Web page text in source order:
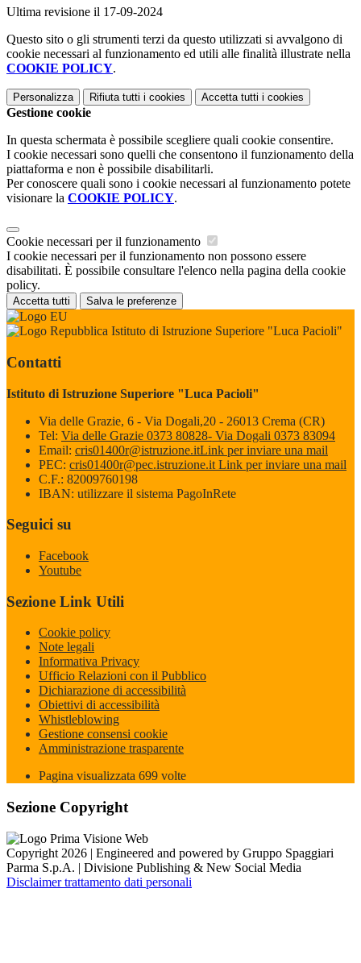
Ultima revisione il 17-09-2024
Questo sito o gli strumenti terzi da questo utilizzati si avvalgono di
cookie necessari al funzionamento ed utili alle finalità illustrate nella
COOKIE POLICY.
Personalizza Rifiuta tutti i cookies Accetta tutti i cookies
Gestione cookie
In questa schermata è possibile scegliere quali cookie consentire.
I cookie necessari sono quelli che consentono il funzionamento della
piattaforma e non è possibile disabilitarli.
Per conoscere quali sono i cookie necessari al funzionamento potete
visionare la COOKIE POLICY.
Cookie necessari per il funzionamento
I cookie necessari per il funzionamento non possono essere
disabilitati. È possibile consultare l'elenco nella pagina della cookie
policy.
Accetta tutti Salva le preferenze
Istituto di Istruzione Superiore "Luca Pacioli"
Contatti
Istituto di Istruzione Superiore "Luca Pacioli"
Via delle Grazie, 6 - Via Dogali,20 - 26013 Crema (CR)
Tel: Via delle Grazie 0373 80828- Via Dogali 0373 83094
Email: cris01400r@istruzione.itLink per inviare una mail
PEC: cris01400r@pec.istruzione.it Link per inviare una mail
C.F.: 82009760198
IBAN: utilizzare il sistema PagoInRete
Seguici su
Facebook
Youtube
Sezione Link Utili
Cookie policy
Note legali
Informativa Privacy
Ufficio Relazioni con il Pubblico
Dichiarazione di accessibilità
Obiettivi di accessibilità
Whistleblowing
Gestione consensi cookie
Amministrazione trasparente
Pagina visualizzata 699 volte
Sezione Copyright
Copyright 2026 | Engineered and powered by Gruppo Spaggiari
Parma S.p.A. | Divisione Publishing & New Social Media
Disclaimer trattamento dati personali